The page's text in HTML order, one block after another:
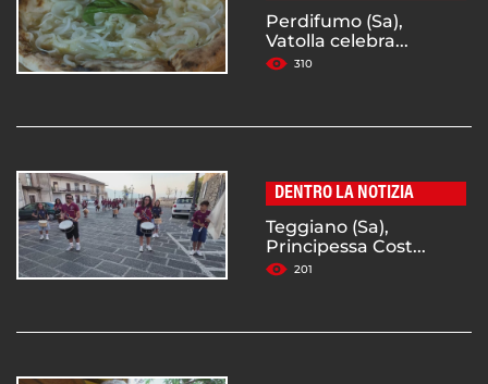
Perdifumo (Sa),
Vatolla celebra...
310
DENTRO LA NOTIZIA
Teggiano (Sa),
Principessa Cost...
201